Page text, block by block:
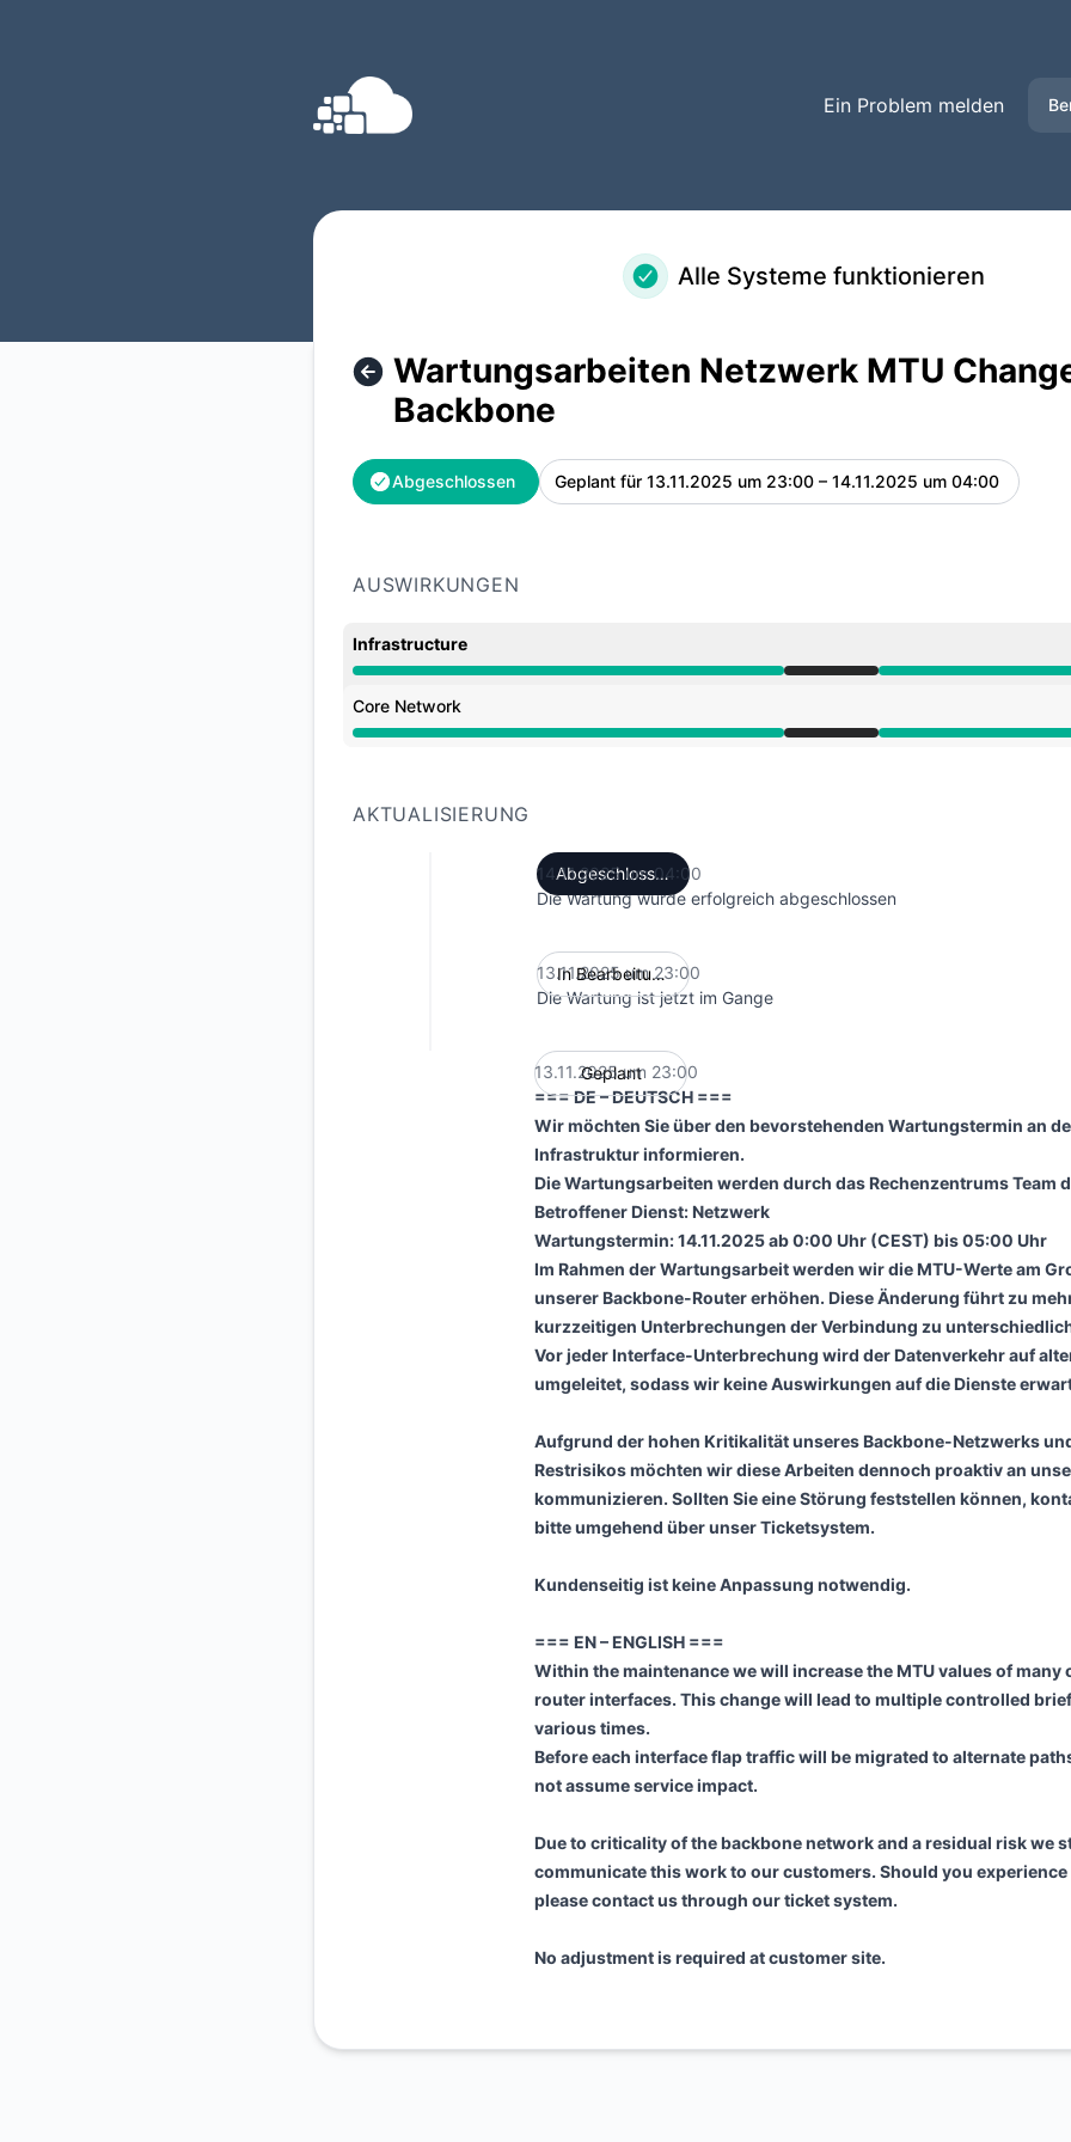
Ein Problem melden
Alle Systeme funktionieren
Wartungsarbeiten Netzwerk MTU
Backbone
Abgeschlossen Geplant für 13.11.2025 um 23:00 – 14.11.2025 um 04:00 UTC
AUSWIRKUNGEN
Infrastructure
Wartung aus 11:00 PM zu 4:00 AM
Core Network
Wartung aus 11:00 PM zu 4:00 AM
AKTUALISIERUNG
Abgeschlossen
14.11.2025 um 04:00
Die Wartung wurde erfolgreich abgeschlossen
In Bearbeitung
13.11.2025 um 23:00
Die Wartung ist jetzt im Gange
Geplant
13.11.2025 um 23:00
=== DE – DEUTSCH ===
Wir möchten Sie über den bevorstehenden Wartungstermin an
Infrastruktur informieren.
Die Wartungsarbeiten werden durch das Rechenzentrums Team
Betroffener Dienst: Netzwerk
Wartungstermin: 14.11.2025 ab 0:00 Uhr (CEST) bis 05:00 Uhr
Im Rahmen der Wartungsarbeit werden wir die MTU-Werte am
unserer Backbone-Router erhöhen. Diese Änderung führt zu
kurzzeitigen Unterbrechungen der Verbindung zu
Vor jeder Interface-Unterbrechung wird der Datenverkehr auf
umgeleitet, sodass wir keine Auswirkungen auf die Dienste
Aufgrund der hohen Kritikalität unseres Backbone-Netzwerks
Restrisikos möchten wir diese Arbeiten dennoch proaktiv an
kommunizieren. Sollten Sie eine Störung feststellen können,
bitte umgehend über unser Ticketsystem.
Kundenseitig ist keine Anpassung notwendig.
=== EN – ENGLISH ===
Within the maintenance we will increase the MTU values of many
router interfaces. This change will lead to multiple controlled
various times.
Before each interface flap traffic will be migrated to alternate
not assume service impact.
Due to criticality of the backbone network and a residual risk we
communicate this work to our customers. Should you
please contact us through our ticket system.
No adjustment is required at customer site.